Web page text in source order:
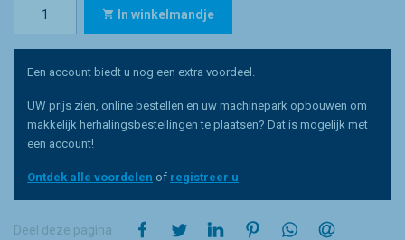
In winkelmandje
Een account biedt u nog een extra voordeel.
UW prijs zien, online bestellen en uw machinepark opbouwen om
makkelijk herhalingsbestellingen te plaatsen? Dat is mogelijk met
een account!
Ontdek alle voordelen of registreer u
Deel deze pagina op Facebookop Twitterop LinkedInop Pinterestop WhatsApp